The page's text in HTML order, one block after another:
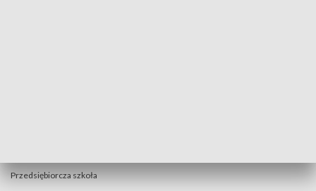
Przedsiębiorcza szkoła